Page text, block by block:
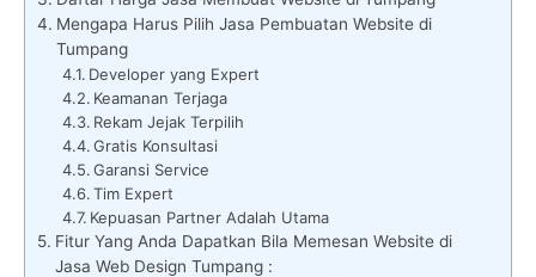
Mengapa Harus Pilih Jasa Pembuatan Website di
Tumpang
Developer yang Expert
Keamanan Terjaga
Rekam Jejak Terpilih
Gratis Konsultasi
Garansi Service
Tim Expert
Kepuasan Partner Adalah Utama
Fitur Yang Anda Dapatkan Bila Memesan Website di
Jasa Web Design Tumpang :